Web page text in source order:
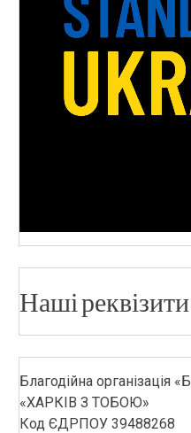
Наші реквізити
Благодійна
«ХАРКІВ З ТОБОЮ»
Код ЄДРПОУ 39488268